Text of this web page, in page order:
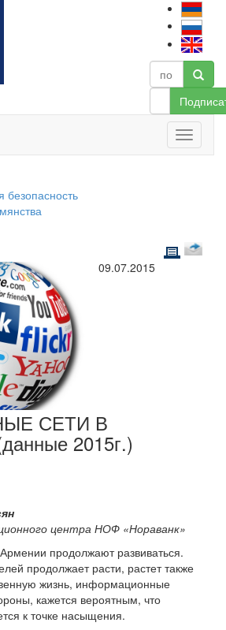
безопасность
09.07.2015
СЕТИ В
2015г.)
центра НОФ «Нораванк»
продолжают развиваться.
продолжает расти, растет также
жизнь, информационные
кажется вероятным, что
к точке насыщения.